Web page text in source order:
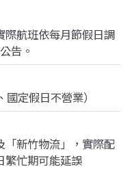
際航班依每月節假日調
告。
定假日不營業）
「新竹物流」，實際配
繁忙期可能延誤